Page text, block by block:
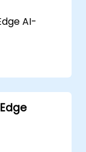
AI-
och
protokoll
och